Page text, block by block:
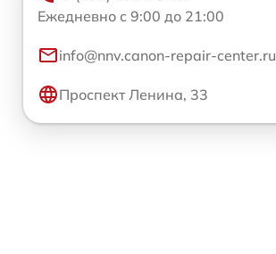
Ежедневно с 9:00 до 21:00
info@nnv.canon-repair-center.ru
Проспект Ленина, 33